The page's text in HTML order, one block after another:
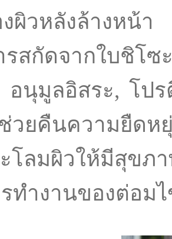
ผิวหลังล้างหน้
สกัดจากใบชิโ
อนุมูลอิสระ, โป
วยคืนความยืด
โลมผิวให้มีสุขภ
ทำงานของต่อม